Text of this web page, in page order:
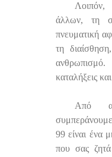
Λοιπόν,
άλλων, τη
πνευματική
τη
καταλήξεις
Από
99 είναι ένα
που σας